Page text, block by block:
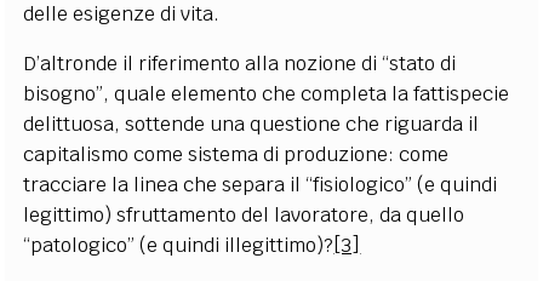
delle esigenze di vita.
D’altronde il riferimento alla nozione di “stato di
bisogno”, quale elemento che completa la fattispecie
delittuosa, sottende una questione che riguarda il
capitalismo come sistema di produzione: come
tracciare la linea che separa il “fisiologico” (e quindi
legittimo) sfruttamento del lavoratore, da quello
“patologico” (e quindi illegittimo)?[3]